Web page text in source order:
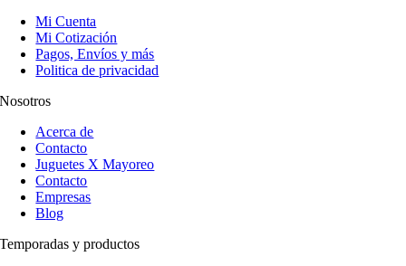
Mi Cuenta
Mi Cotización
Pagos, Envíos y más
Politica de privacidad
Nosotros
Acerca de
Contacto
Juguetes X Mayoreo
Contacto
Empresas
Blog
Temporadas y productos